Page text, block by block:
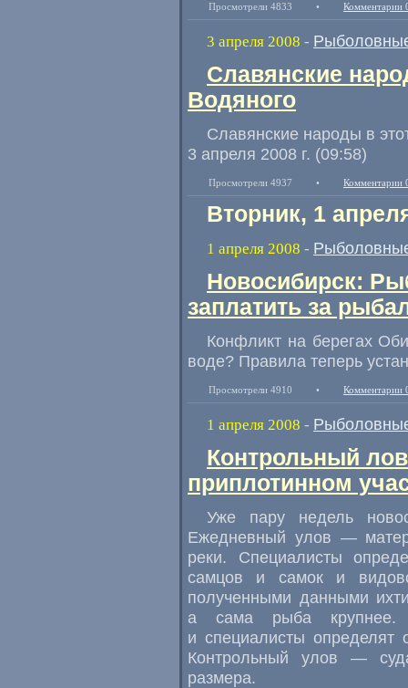
Просмотрели 4833 • Комментарии
3 апреля 2008 -
Славянские
Водяного
Славянские народы в
3 апреля 2008 г. (09:58)
Просмотрели 4937 • Комментарии
Вторник, 1
1 апреля 2008 -
Новосибирск:
заплатить за
Конфликт на берегах
воде? Правила теперь
Просмотрели 4910 • Комментарии
1 апреля 2008 -
Контрольный
приплотинном
Уже пару недель
Ежедневный улов —
реки. Специалисты
самцов и самок и
полученными данными
а сама рыба крупнее.
и специалисты
Контрольный улов —
размера.